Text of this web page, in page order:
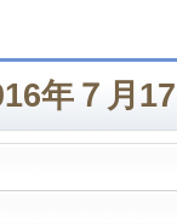
年７月17